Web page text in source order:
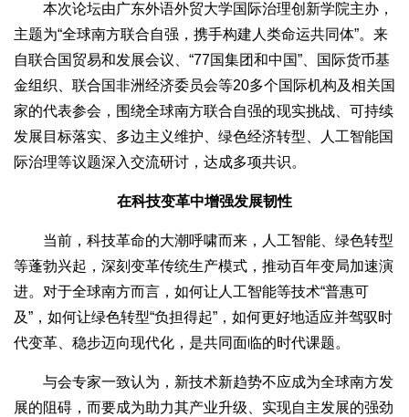
本次论坛由广东外语外贸大学国际治理创新学院主办，
主题为“全球南方联合自强，携手构建人类命运共同体”。来
自联合国贸易和发展会议、“77国集团和中国”、国际货币基
金组织、联合国非洲经济委员会等20多个国际机构及相关国
家的代表参会，围绕全球南方联合自强的现实挑战、可持续
发展目标落实、多边主义维护、绿色经济转型、人工智能国
际治理等议题深入交流研讨，达成多项共识。
在科技变革中增强发展韧性
当前，科技革命的大潮呼啸而来，人工智能、绿色转型
等蓬勃兴起，深刻变革传统生产模式，推动百年变局加速演
进。对于全球南方而言，如何让人工智能等技术“普惠可
及”，如何让绿色转型“负担得起”，如何更好地适应并驾驭时
代变革、稳步迈向现代化，是共同面临的时代课题。
与会专家一致认为，新技术新趋势不应成为全球南方发
展的阻碍，而要成为助力其产业升级、实现自主发展的强劲